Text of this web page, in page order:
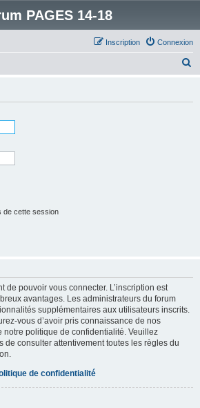
PAGES 14-18
Connexion
Inscription
de cette session
de pouvoir vous connecter. L’inscription est
avantages. Les administrateurs du forum
supplémentaires aux utilisateurs inscrits.
vous d’avoir pris connaissance de nos
notre politique de confidentialité. Veuillez
de consulter attentivement toutes les règles du
de confidentialité